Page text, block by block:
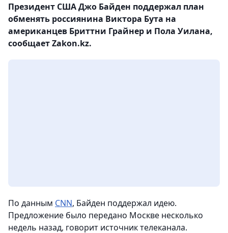
Президент США Джо Байден поддержал план
обменять россиянина Виктора Бута на
американцев Бриттни Грайнер и Пола Уилана,
сообщает Zakon.kz.
По данным CNN, Байден поддержал идею.
Предложение было передано Москве несколько
недель назад, говорит источник телеканала.